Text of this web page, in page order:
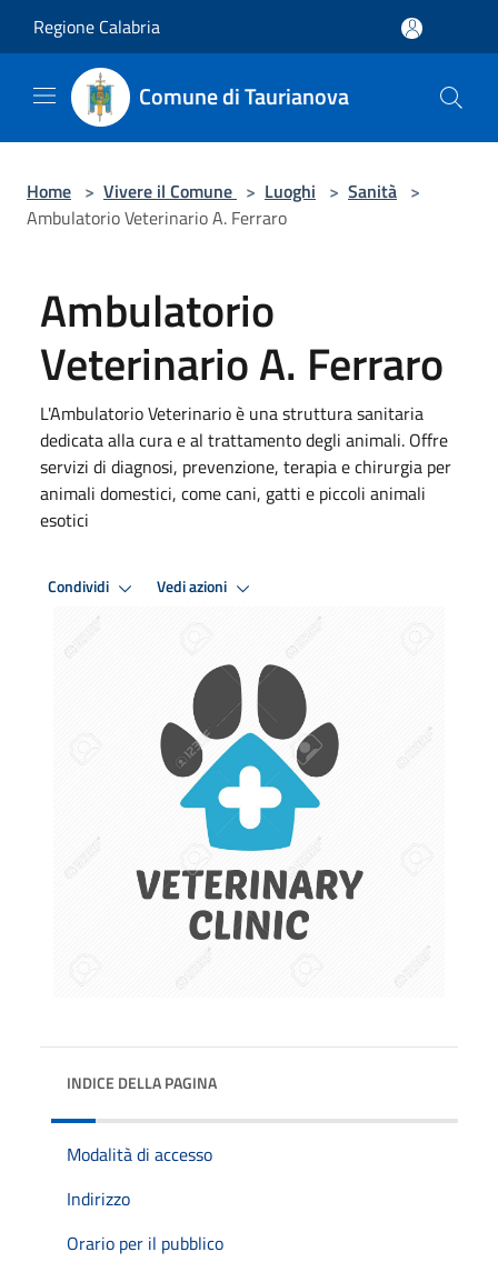
Regione Calabria
Comune di Taurianova
Home > Vivere il Comune > Luoghi > Sanità >
Ambulatorio Veterinario A. Ferraro
Ambulatorio
Veterinario A. Ferraro
L'Ambulatorio Veterinario è una struttura sanitaria
dedicata alla cura e al trattamento degli animali. Offre
servizi di diagnosi, prevenzione, terapia e chirurgia per
animali domestici, come cani, gatti e piccoli animali
esotici
Condividi Vedi azioni
INDICE DELLA PAGINA
Modalità di accesso
Indirizzo
Orario per il pubblico